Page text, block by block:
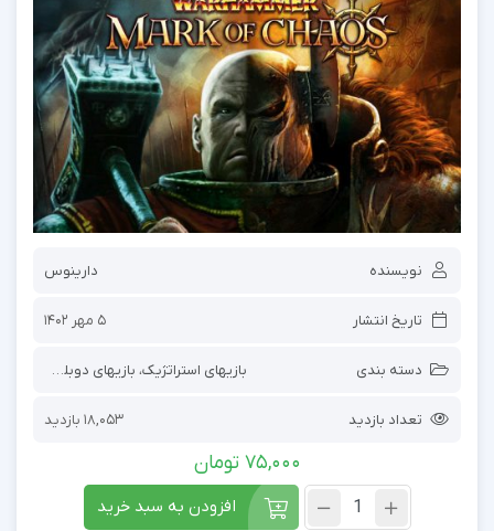
نویسنده دارینوس
تاریخ انتشار 5 مهر 1402
دسته بندی بازیهای استراتژیک، بازیهای دوبله فارسی
تعداد بازدید 18,053 بازدید
75,000 تومان
افزودن به سبد خرید